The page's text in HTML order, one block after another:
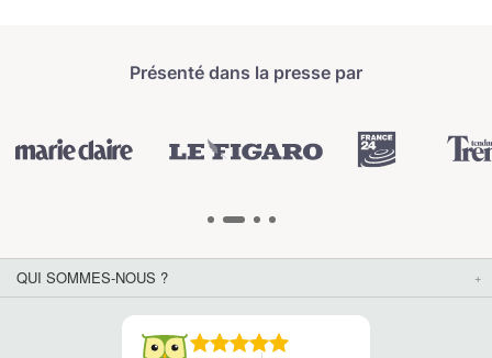
Présenté dans la presse par
QUI SOMMES-NOUS ?